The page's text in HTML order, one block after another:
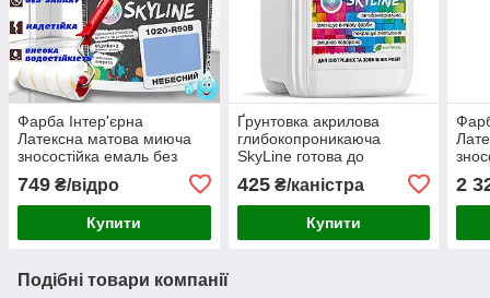
Фарба Інтер'єрна
Латексна матова миюча
зносостійка емаль без
Skyline Небесний 3 л
749 ₴/відро
Купити
Ґрунтовка акрилова
глибокопроникаюча
SkyLine готова до
425₴/каністра
Купити
2
Подібні товари компанії